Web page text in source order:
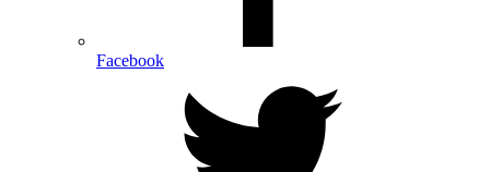
Facebook